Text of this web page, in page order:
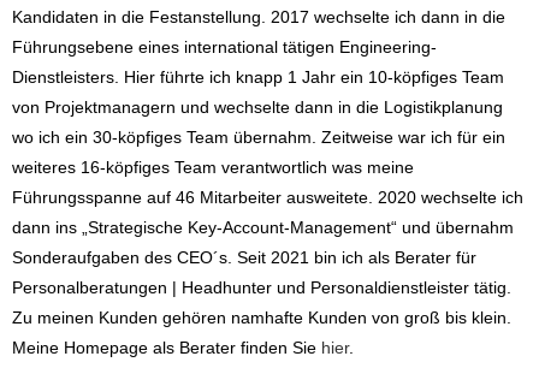
Kandidaten in die Festanstellung. 2017 wechselte ich dann in die
Führungsebene eines international tätigen Engineering-
Dienstleisters. Hier führte ich knapp 1 Jahr ein 10-köpfiges Team
von Projektmanagern und wechselte dann in die Logistikplanung
wo ich ein 30-köpfiges Team übernahm. Zeitweise war ich für ein
weiteres 16-köpfiges Team verantwortlich was meine
Führungsspanne auf 46 Mitarbeiter ausweitete. 2020 wechselte ich
dann ins „Strategische Key-Account-Management“ und übernahm
Sonderaufgaben des CEO´s. Seit 2021 bin ich als Berater für
Personalberatungen | Headhunter und Personaldienstleister tätig.
Zu meinen Kunden gehören namhafte Kunden von groß bis klein.
Meine Homepage als Berater finden Sie hier.